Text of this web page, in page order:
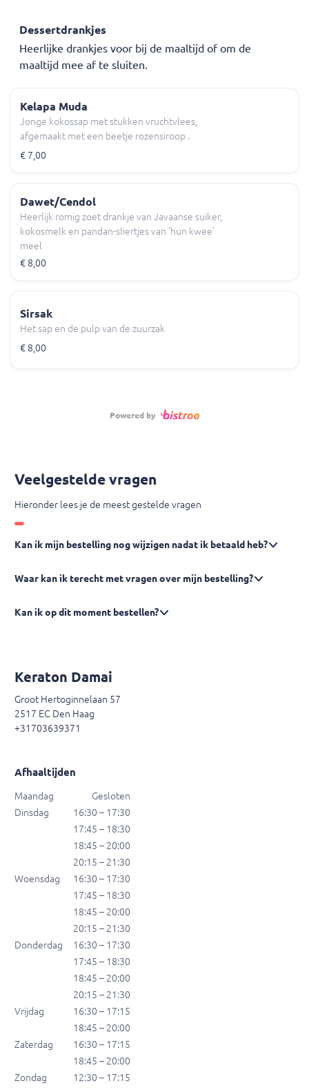
Dessertdrankjes
Heerlijke drankjes voor bij de maaltijd of om de
maaltijd mee af te sluiten.
Kelapa Muda
Jonge kokossap met stukken vruchtvlees,
afgemaakt met een beetje rozensiroop .
€ 7,00
Dawet/Cendol
Heerlijk romig zoet drankje van Javaanse suiker,
kokosmelk en pandan-sliertjes van 'hun kwee'
meel
€ 8,00
Sirsak
Het sap en de pulp van de zuurzak
€ 8,00
Powered by
Veelgestelde vragen
Hieronder lees je de meest gestelde vragen
Kan ik mijn bestelling nog wijzigen nadat ik betaald heb?
Waar kan ik terecht met vragen over mijn bestelling?
Kan ik op dit moment bestellen?
Keraton Damai
Groot Hertoginnelaan 57
2517 EC Den Haag
+31703639371
Afhaaltijden
Maandag
Gesloten
Dinsdag
16:30 – 17:30
17:45 – 18:30
18:45 – 20:00
20:15 – 21:30
Woensdag
16:30 – 17:30
17:45 – 18:30
18:45 – 20:00
20:15 – 21:30
Donderdag
16:30 – 17:30
17:45 – 18:30
18:45 – 20:00
20:15 – 21:30
Vrijdag
16:30 – 17:15
18:45 – 20:00
Zaterdag
16:30 – 17:15
18:45 – 20:00
Zondag
12:30 – 17:15